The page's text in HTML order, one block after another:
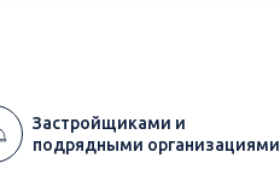
Застройщиками и
подрядными организациями